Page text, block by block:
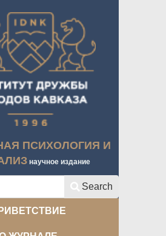
ПСИХОЛОГИЯ И
научное издание
Search